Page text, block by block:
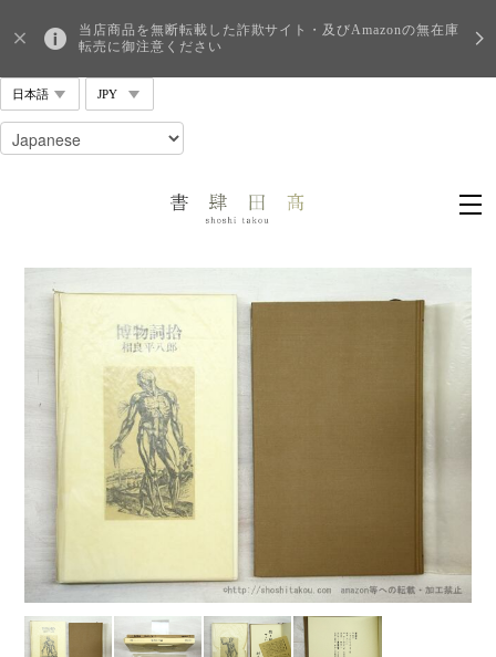
当店商品を無断転載した詐欺サイト・及びAmazonの無在庫
転売に御注意ください